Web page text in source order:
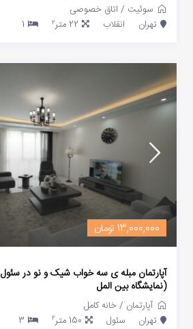
سوئیت / اتاق خصوصی
تهران
انقلاب 22 متر 2
1
13,000,000 تومان
آپارتمان مبله ی سه خواب شیک و نو در سئول
(نمایشگاه بین المل
آپارتمان /خانه کامل
تهران
سئول 150 متر 2
3